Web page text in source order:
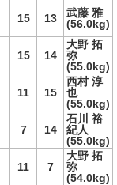
15 13
武藤 雅
(56.0kg)
15 14
大野 拓
弥
(55.0kg)
11 15
西村 淳
也
(55.0kg)
7 14
石川 裕
紀人
(55.0kg)
11 7
大野 拓
弥
(54.0kg)